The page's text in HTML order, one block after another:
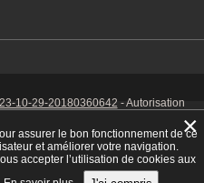
10-29-20180360642 - Autorisation
Légales-CookiesTél. : 06 14
75 32
assurer le bon fonctionnement de ce
et améliorer votre navigation.
accepter l’utilisation de cookies aux
×